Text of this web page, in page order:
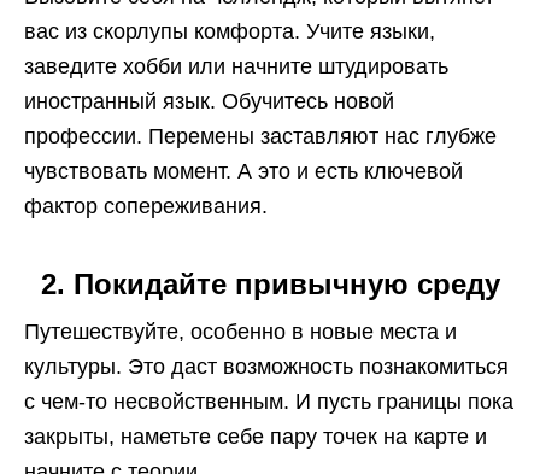
вас из скорлупы комфорта. Учите языки,
заведите хобби или начните штудировать
иностранный язык. Обучитесь новой
профессии. Перемены заставляют нас глубже
чувствовать момент. А это и есть ключевой
фактор сопереживания.
2. Покидайте привычную среду
Путешествуйте, особенно в новые места и
культуры. Это даст возможность познакомиться
с чем-то несвойственным. И пусть границы пока
закрыты, наметьте себе пару точек на карте и